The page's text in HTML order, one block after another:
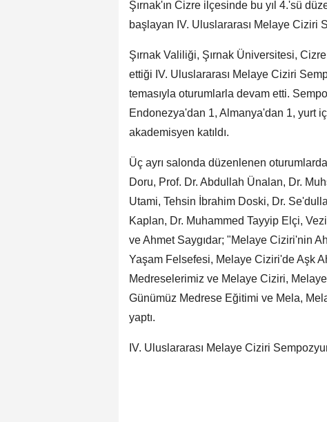
Şırnak'ın Cizre ilçesinde bu yıl 4.'sü
başlayan IV. Uluslararası Melaye Ciziri
Şırnak Valiliği, Şırnak Üniversitesi,
ettiği IV. Uluslararası Melaye Ciziri
temasıyla oturumlarla devam etti.
Endonezya'dan 1, Almanya'dan 1, yurt
akademisyen katıldı.
Üç ayrı salonda düzenlenen
Doru, Prof. Dr. Abdullah Ünalan, Dr.
Utami, Tehsin İbrahim Doski, Dr.
Kaplan, Dr. Muhammed Tayyip Elçi,
ve Ahmet Saygıdar; "Melaye Ciziri'nin
Yaşam Felsefesi, Melaye Ciziri'de Aşk
Medreselerimiz ve Melaye Ciziri,
Günümüz Medrese Eğitimi ve Mela,
yaptı.
IV. Uluslararası Melaye Ciziri